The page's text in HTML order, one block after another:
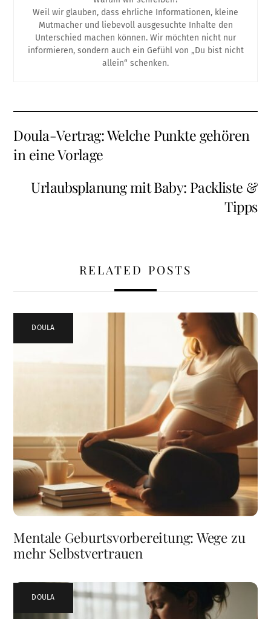
Weil wir glauben, dass ehrliche Informationen, kleine
Mutmacher und liebevoll ausgesuchte Inhalte den
Unterschied machen können. Wir möchten nicht nur
informieren, sondern auch ein Gefühl von „Du bist nicht
allein“ schenken.
Doula-Vertrag: Welche Punkte gehören
in eine Vorlage
Urlaubsplanung mit Baby: Packliste &
Tipps
RELATED POSTS
DOULA
Mentale Geburtsvorbereitung: Wege zu
mehr Selbstvertrauen
DOULA